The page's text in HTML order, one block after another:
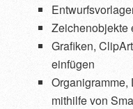
Zeichenobjekte
Grafiken,
einfügen
mithilfe von